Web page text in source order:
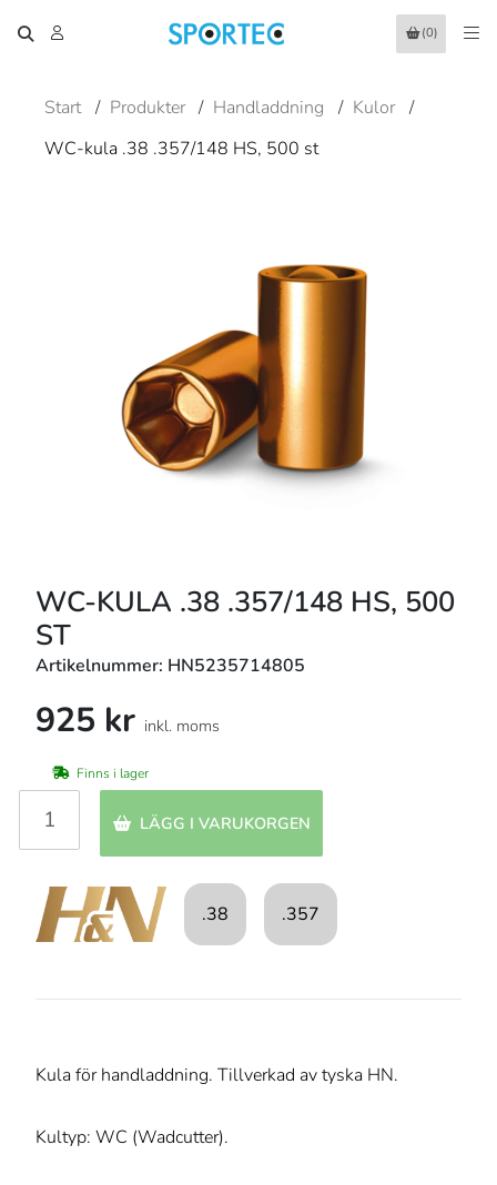
(0)
Start / Produkter / Handladdning / Kulor /
WC-kula .38 .357/148 HS, 500 st
WC-KULA .38 .357/148 HS, 500
ST
Artikelnummer: HN5235714805
925 kr inkl. moms
Finns i lager
LÄGG I VARUKORGEN
.38 .357
Kula för handladdning. Tillverkad av tyska HN.
Kultyp: WC (Wadcutter).